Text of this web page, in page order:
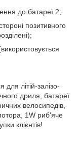
до батареї 2;
позитивного
літій-залізо-
дриля, батареї
велосипедів,
1W риб'яче
клієнтів!